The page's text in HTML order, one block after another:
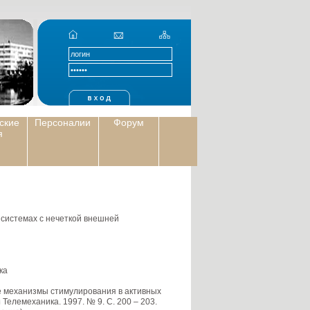
Персоналии Форум
с нечеткой внешней
стимулирования в активных
Телемеханика. 1997. № 9. С. 200 – 203.